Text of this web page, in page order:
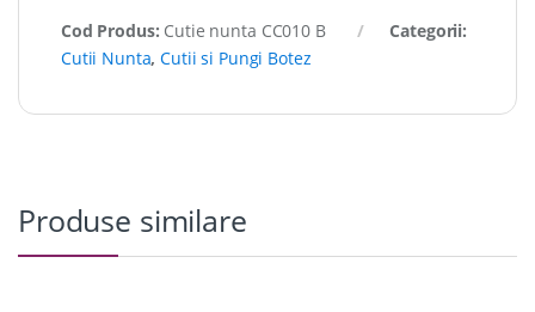
Cod Produs: Cutie nunta CC010 B
Categorii:
Cutii Nunta,Cutii si Pungi Botez
Produse similare